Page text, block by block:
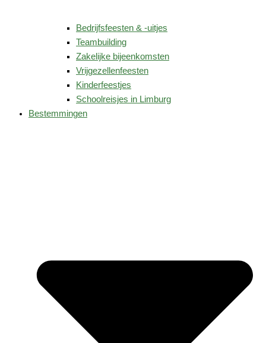
Bedrijfsfeesten & -uitjes
Teambuilding
Zakelijke bijeenkomsten
Vrijgezellenfeesten
Kinderfeestjes
Schoolreisjes in Limburg
Bestemmingen